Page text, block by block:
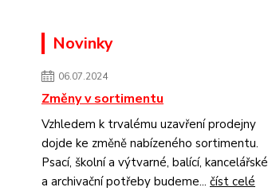
Novinky
06.07.2024
Změny v sortimentu
Vzhledem k trvalému uzavření prodejny
dojde ke změně nabízeného sortimentu.
Psací, školní a výtvarné, balící, kancelářské
a archivační potřeby budeme... číst celé